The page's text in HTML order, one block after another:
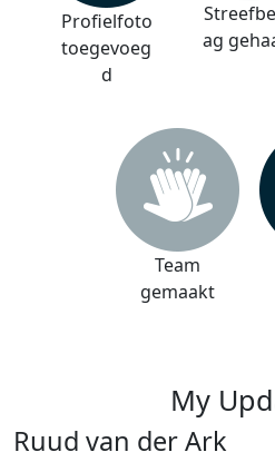
Profielfoto
toegevoeg
d
ag
Team
gemaakt
My
Ruud van der Ark